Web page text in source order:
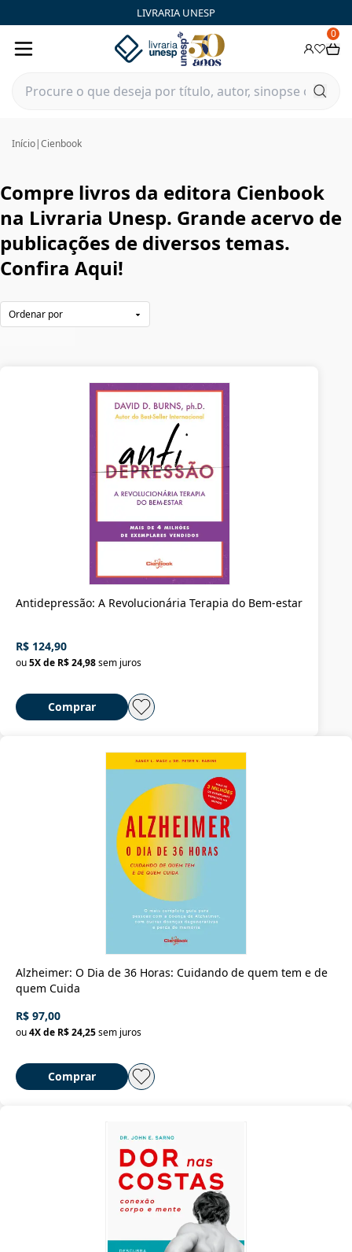
LIVRARIA UNESP
0
Início|Cienbook
Compre livros da editora Cienbook
na Livraria Unesp. Grande acervo de
publicações de diversos temas.
Confira Aqui!
Antidepressão: A Revolucionária Terapia do Bem-estar
R$ 124,90
ou5X de R$ 24,98sem juros
Comprar
Alzheimer: O Dia de 36 Horas: Cuidando de quem tem e de
quem Cuida
R$ 97,00
ou4X de R$ 24,25sem juros
Comprar
Cienbook|Livraria Unesp | FastStore PLP